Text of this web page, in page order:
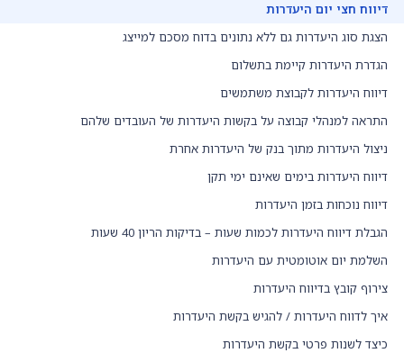
דיווח חצי יום היעדרות
הצגת סוג היעדרות גם ללא נתונים בדוח מסכם למייצג
הגדרת היעדרות קיימת בתשלום
דיווח היעדרות לקבוצת משתמשים
התראה למנהלי קבוצה על בקשות היעדרות של העובדים שלהם
ניצול היעדרות מתוך בנק של היעדרות אחרת
דיווח היעדרות בימים שאינם ימי תקן
דיווח נוכחות בזמן היעדרות
הגבלת דיווח היעדרות לכמות שעות – בדיקות הריון 40 שעות
השלמת יום אוטומטית עם היעדרות
צירוף קובץ בדיווח היעדרות
איך לדווח היעדרות / להגיש בקשת היעדרות
כיצד לשנות פרטי בקשת היעדרות